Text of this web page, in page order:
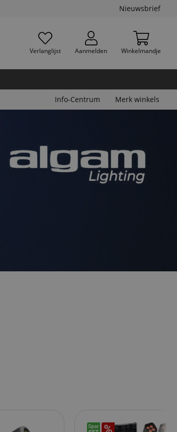
Nieuwsbrief
Verlanglijst Aanmelden Winkelmandje
Info-Centrum Merk winkels